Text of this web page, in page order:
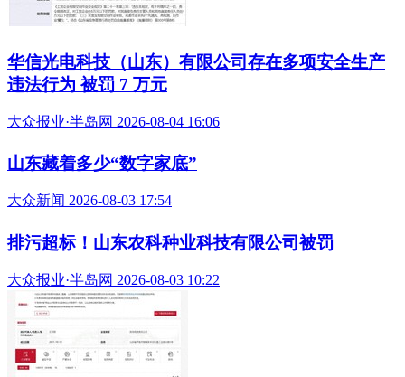
华信光电科技（山东）有限公司存在多项安全生产
违法行为 被罚 7 万元
大众报业·半岛网 2026-08-04 16:06
山东藏着多少“数字家底”
大众新闻 2026-08-03 17:54
排污超标！山东农科种业科技有限公司被罚
大众报业·半岛网 2026-08-03 10:22